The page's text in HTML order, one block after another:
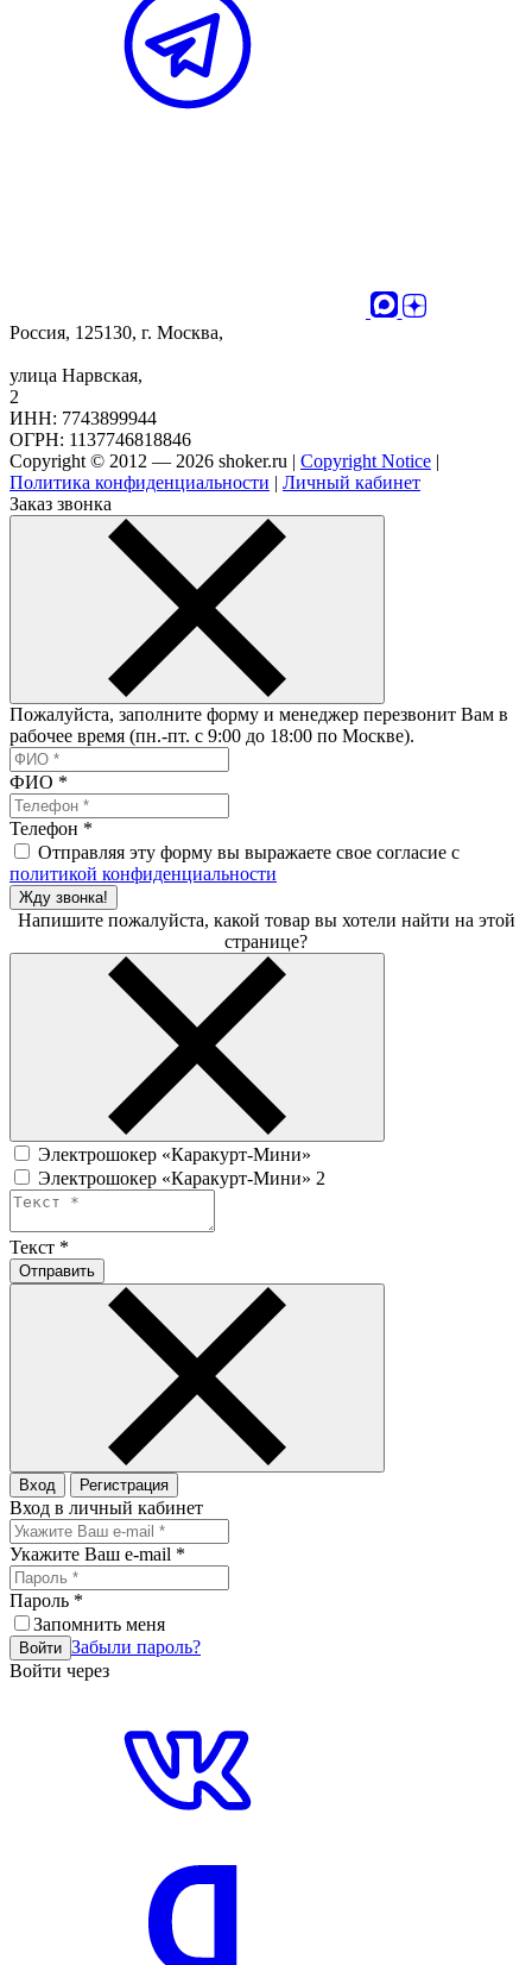
Россия, 125130, г. Москва,
улица Нарвская,
2
ИНН: 7743899944
ОГРН: 1137746818846
Copyright © 2012 — 2026 shoker.ru | Copyright Notice |
Политика конфиденциальности | Личный кабинет
Заказ звонка
Пожалуйста, заполните форму и менеджер перезвонит Вам в
рабочее время (пн.-пт. с 9:00 до 18:00 по Москве).
ФИО *
Телефон *
Отправляя эту форму вы выражаете свое согласие с
политикой конфиденциальности
Жду звонка!
Напишите пожалуйста, какой товар вы хотели найти на этой
странице?
Электрошокер «Каракурт-Мини»
Электрошокер «Каракурт-Мини» 2
Текст *
Отправить
Вход Регистрация
Вход в личный кабинет
Укажите Ваш e-mail *
Пароль *
Запомнить меня
Войти Забыли пароль?
Войти через